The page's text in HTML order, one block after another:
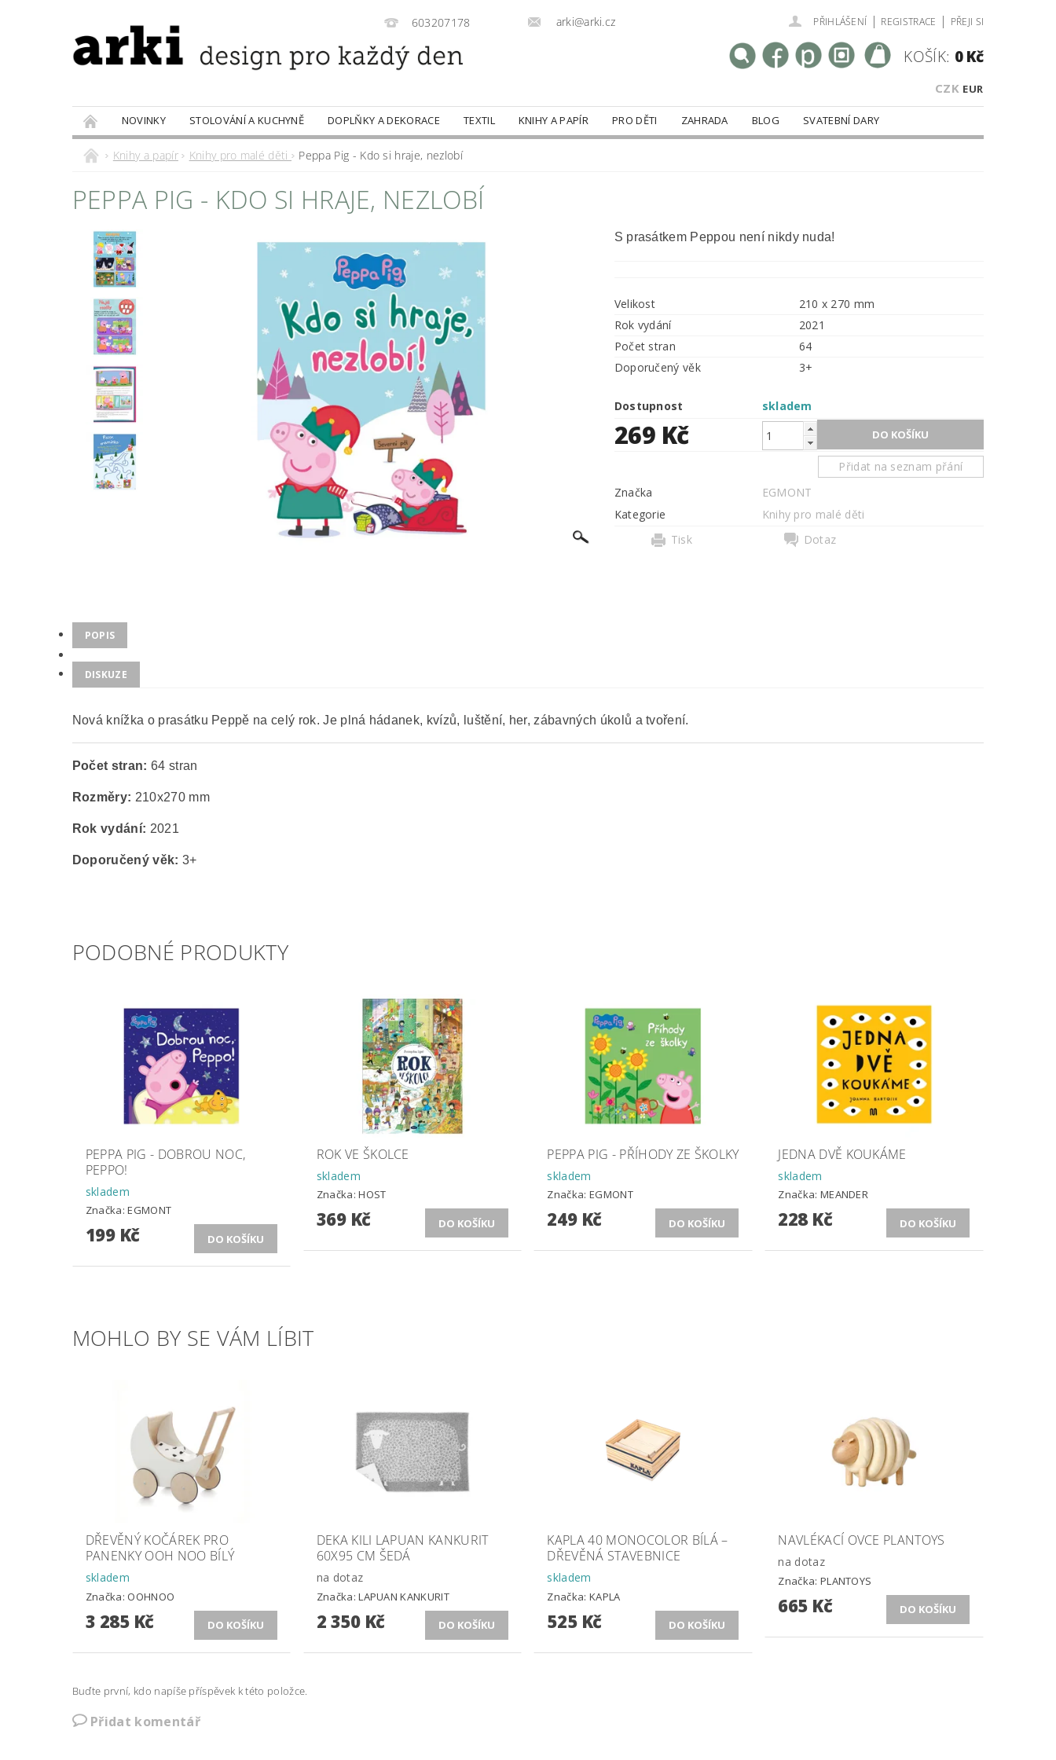
603207178 arki@arki.cz PŘIHLÁŠENÍ | REGISTRACE | PŘEJI SI
CZK EUR
KOŠÍK: 0 Kč
NOVINKY STOLOVÁNÍ A KUCHYNĚ DOPLŇKY A DEKORACE TEXTIL KNIHY A PAPÍR PRO DĚTI ZAHRADA BLOG
SVATEBNÍ DARY
PRODÁVANÉ ZNAČKY
DOBROTY
Knihy a papír Knihy pro malé děti Peppa Pig - Kdo si hraje, nezlobí
PEPPA PIG - KDO SI HRAJE, NEZLOBÍ
S prasátkem Peppou není nikdy nuda!
Velikost
210 x 270 mm
Rok vydání
2021
Počet stran
64
Doporučený věk
3+
Dostupnost skladem
269 Kč
Přidat na seznam přání
Značka
EGMONT
Kategorie
Knihy pro malé děti
Tisk
Dotaz
POPIS
DISKUZE
Nová knížka o prasátku Peppě na celý rok. Je plná hádanek, kvízů, luštění, her, zábavných úkolů a tvoření.
Počet stran: 64 stran
Rozměry: 210x270 mm
Rok vydání: 2021
Doporučený věk: 3+
PODOBNÉ PRODUKTY
PEPPA PIG - DOBROU NOC,
PEPPO!
skladem
Značka:EGMONT
199 Kč
ROK VE ŠKOLCE
skladem
Značka:HOST
369 Kč
PEPPA PIG - PŘÍHODY ZE ŠKOLKY
skladem
Značka:EGMONT
249 Kč
JEDNA DVĚ KOUKÁME
skladem
Značka: MEANDER
228 Kč
MOHLO BY SE VÁM LÍBIT
DŘEVĚNÝ KOČÁREK PRO
PANENKY OOH NOO BÍLÝ
skladem
Značka: OOHNOO
3 285 Kč
DEKA KILI LAPUAN KANKURIT
60X95 CM ŠEDÁ
na dotaz
Značka:LAPUAN KANKURIT
2 350 Kč
KAPLA 40 MONOCOLOR BÍLÁ –
DŘEVĚNÁ STAVEBNICE
skladem
Značka:KAPLA
525 Kč
NAVLÉKACÍ OVCE PLANTOYS
na dotaz
Značka: PLANTOYS
665 Kč
Buďte první, kdo napíše příspěvek k této položce.
Přidat komentář